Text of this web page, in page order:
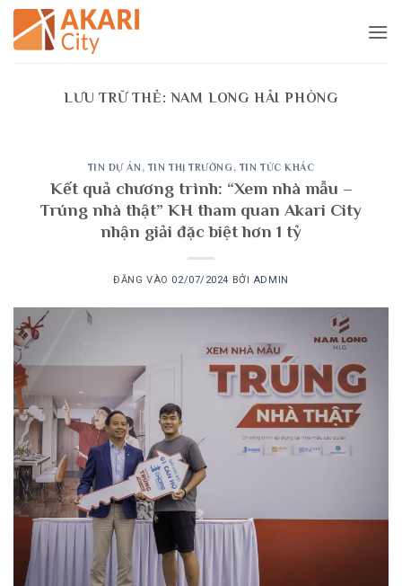
Bỏ
qua
nội
LƯU TRỮ THẺ:NAM LONG HẢI PHÒNG
TIN DỰ ÁN , TIN THỊ TRƯỜNG, TIN TỨC KHÁC
Kết quả chương trình: “Xem nhà mẫu –
Trúng nhà thật” KH tham quan Akari City
nhận giải đặc biệt hơn 1 tỷ
ĐĂNG VÀO 02/07/2024 BỞI ADMIN